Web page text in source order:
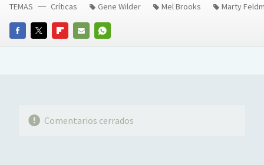
FACEBOOKTWITTERFLIPBOARD
E-
WHATSAPP
TEMAS Críticas Gene Wilder Mel Brooks Marty
Comentarios cerrados